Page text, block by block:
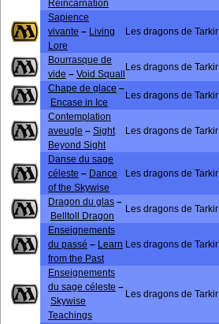
Reincarnation
Sapience
vivante –
Living
Lore
Les dragons de Tarkir
Bourrasque de
vide – Void Squall
Les dragons de Tarkir
Chape de glace –
Encase in Ice
Les dragons de Tarkir
Contemplation
aveugle – Sight
Beyond Sight
Les dragons de Tarkir
Danse du sage
céleste – Dance
of the Skywise
Les dragons de Tarkir
Dragon du glas –
Belltoll Dragon
Les dragons de Tarkir
Enseignements
du passé –
Learn
from the Past
Les dragons de Tarkir
Enseignements
du sage céleste –
Skywise
Teachings
Les dragons de Tarkir